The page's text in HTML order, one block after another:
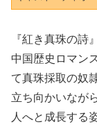
『紅き真珠の詩
中国歴史ロマン
て真珠採取の奴
立ち向かいなが
人へと成長する